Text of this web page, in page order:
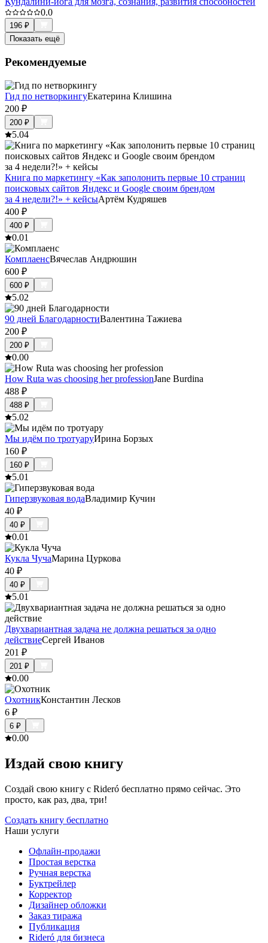
0.0
196 ₽
Показать ещё
Рекомендуемые
Гид по нетворкингуЕкатерина Клишина
200 ₽
200 ₽
5.04
Книга по маркетингу «Как заполонить первые 10 страниц
поисковых сайтов Яндекс и Google своим брендом
за 4 недели?!» + кейсыАртём Кудряшев
400 ₽
400 ₽
0.01
КомплаенсВячеслав Андрюшин
600 ₽
600 ₽
5.02
90 дней БлагодарностиВалентина Тажиева
200 ₽
200 ₽
0.00
How Ruta was choosing her professionJane Burdina
488 ₽
488 ₽
5.02
Мы идём по тротуаруИрина Борзых
160 ₽
160 ₽
5.01
Гиперзвуковая водаВладимир Кучин
40 ₽
40 ₽
0.01
Кукла ЧучаМарина Цуркова
40 ₽
40 ₽
5.01
Двухвариантная задача не должна решаться за одно
действиеСергей Иванов
201 ₽
201 ₽
0.00
ОхотникКонстантин Лесков
6 ₽
6 ₽
0.00
Издай свою книгу
Создай свою книгу с Rideró бесплатно прямо сейчас. Это
просто, как раз, два, три!
Создать книгу бесплатно
Наши услуги
Офлайн-продажи
Простая верстка
Ручная верстка
Буктрейлер
Корректор
Дизайнер обложки
Заказ тиража
Публикация
Rideró для бизнеса